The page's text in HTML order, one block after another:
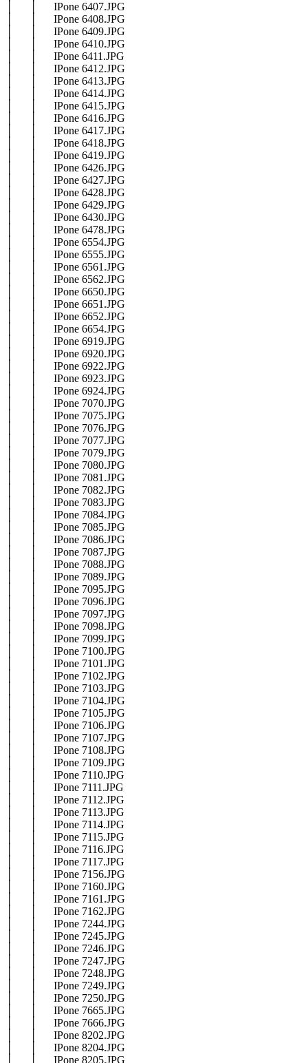
│ │ IPone 6407.JPG
│ │ IPone 6408.JPG
│ │ IPone 6409.JPG
│ │ IPone 6410.JPG
│ │ IPone 6411.JPG
│ │ IPone 6412.JPG
│ │ IPone 6413.JPG
│ │ IPone 6414.JPG
│ │ IPone 6415.JPG
│ │ IPone 6416.JPG
│ │ IPone 6417.JPG
│ │ IPone 6418.JPG
│ │ IPone 6419.JPG
│ │ IPone 6426.JPG
│ │ IPone 6427.JPG
│ │ IPone 6428.JPG
│ │ IPone 6429.JPG
│ │ IPone 6430.JPG
│ │ IPone 6478.JPG
│ │ IPone 6554.JPG
│ │ IPone 6555.JPG
│ │ IPone 6561.JPG
│ │ IPone 6562.JPG
│ │ IPone 6650.JPG
│ │ IPone 6651.JPG
│ │ IPone 6652.JPG
│ │ IPone 6654.JPG
│ │ IPone 6919.JPG
│ │ IPone 6920.JPG
│ │ IPone 6922.JPG
│ │ IPone 6923.JPG
│ │ IPone 6924.JPG
│ │ IPone 7070.JPG
│ │ IPone 7075.JPG
│ │ IPone 7076.JPG
│ │ IPone 7077.JPG
│ │ IPone 7079.JPG
│ │ IPone 7080.JPG
│ │ IPone 7081.JPG
│ │ IPone 7082.JPG
│ │ IPone 7083.JPG
│ │ IPone 7084.JPG
│ │ IPone 7085.JPG
│ │ IPone 7086.JPG
│ │ IPone 7087.JPG
│ │ IPone 7088.JPG
│ │ IPone 7089.JPG
│ │ IPone 7095.JPG
│ │ IPone 7096.JPG
│ │ IPone 7097.JPG
│ │ IPone 7098.JPG
│ │ IPone 7099.JPG
│ │ IPone 7100.JPG
│ │ IPone 7101.JPG
│ │ IPone 7102.JPG
│ │ IPone 7103.JPG
│ │ IPone 7104.JPG
│ │ IPone 7105.JPG
│ │ IPone 7106.JPG
│ │ IPone 7107.JPG
│ │ IPone 7108.JPG
│ │ IPone 7109.JPG
│ │ IPone 7110.JPG
│ │ IPone 7111.JPG
│ │ IPone 7112.JPG
│ │ IPone 7113.JPG
│ │ IPone 7114.JPG
│ │ IPone 7115.JPG
│ │ IPone 7116.JPG
│ │ IPone 7117.JPG
│ │ IPone 7156.JPG
│ │ IPone 7160.JPG
│ │ IPone 7161.JPG
│ │ IPone 7162.JPG
│ │ IPone 7244.JPG
│ │ IPone 7245.JPG
│ │ IPone 7246.JPG
│ │ IPone 7247.JPG
│ │ IPone 7248.JPG
│ │ IPone 7249.JPG
│ │ IPone 7250.JPG
│ │ IPone 7665.JPG
│ │ IPone 7666.JPG
│ │ IPone 8202.JPG
│ │ IPone 8204.JPG
│ │ IPone 8205.JPG